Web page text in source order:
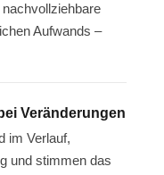
Aufwands –
Veränderungen
im Verlauf,
und stimmen das